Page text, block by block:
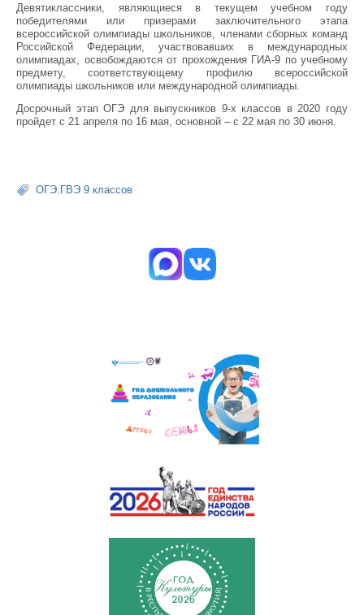
Девятиклассники, являющиеся в текущем учебном году
победителями или призерами заключительного этапа
всероссийской олимпиады школьников, членами сборных команд
Российской Федерации, участвовавших в международных
олимпиадах, освобождаются от прохождения ГИА-9 по учебному
предмету, соответствующему профилю всероссийской
олимпиады школьников или международной олимпиады.
Досрочный этап ОГЭ для выпускников 9-х классов в 2020 году
пройдет с 21 апреля по 16 мая, основной – с 22 мая по 30 июня.
ОГЭ.ГВЭ 9 классов